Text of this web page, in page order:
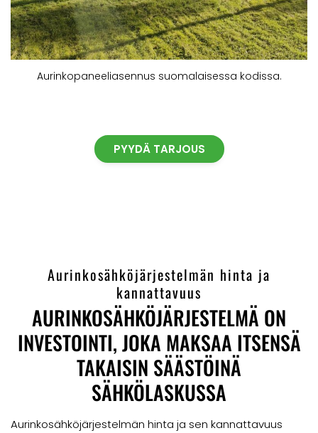
Aurinkopaneeliasennus suomalaisessa kodissa.
PYYDÄ TARJOUS
Aurinkosähköjärjestelmän hinta ja
kannattavuus
AURINKOSÄHKÖJÄRJESTELMÄ ON
INVESTOINTI, JOKA MAKSAA ITSENSÄ
TAKAISIN SÄÄSTÖINÄ
SÄHKÖLASKUSSA
Aurinkosähköjärjestelmän hinta ja sen kannattavuus